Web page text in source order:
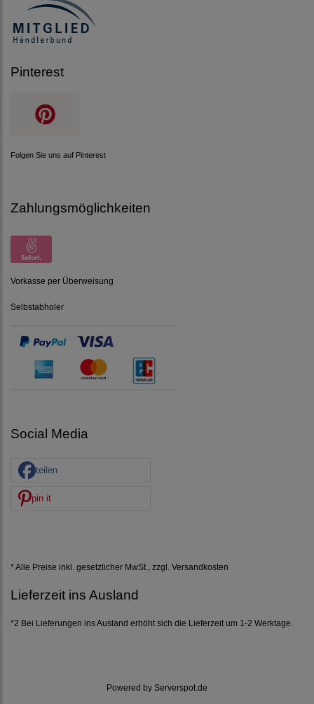
Pinterest
Folgen Sie uns auf Pinterest
Zahlungsmöglichkeiten
Vorkasse per Überweisung
Selbstabholer
Social Media
teilen
pin it
* Alle Preise inkl. gesetzlicher MwSt., zzgl. Versandkosten
Lieferzeit ins Ausland
*2 Bei Lieferungen ins Ausland erhöht sich die Lieferzeit um 1-2 Werktage.
Powered by Serverspot.de